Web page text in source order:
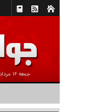
جمعه ۱۶ مرداد ۱۴۰۵ -